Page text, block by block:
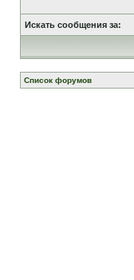
Искать сообщения за:
Список форумов